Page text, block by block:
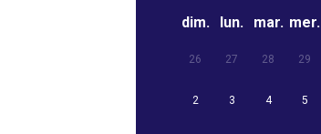
dim. lun. mar. mer.
26 27 28 29
2 3 4 5